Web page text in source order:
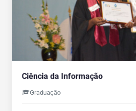
Ciência da Informação
Graduação